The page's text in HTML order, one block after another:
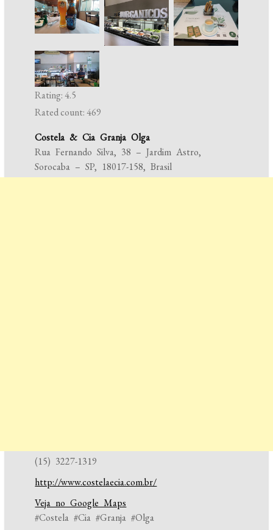
Rating: 4.5
Rated count: 469
Costela & Cia Granja Olga
Rua Fernando Silva, 38 – Jardim Astro,
Sorocaba – SP, 18017-158, Brasil
(15) 3227-1319
http://www.costelaecia.com.br/
Veja no Google Maps
#Costela #Cia #Granja #Olga